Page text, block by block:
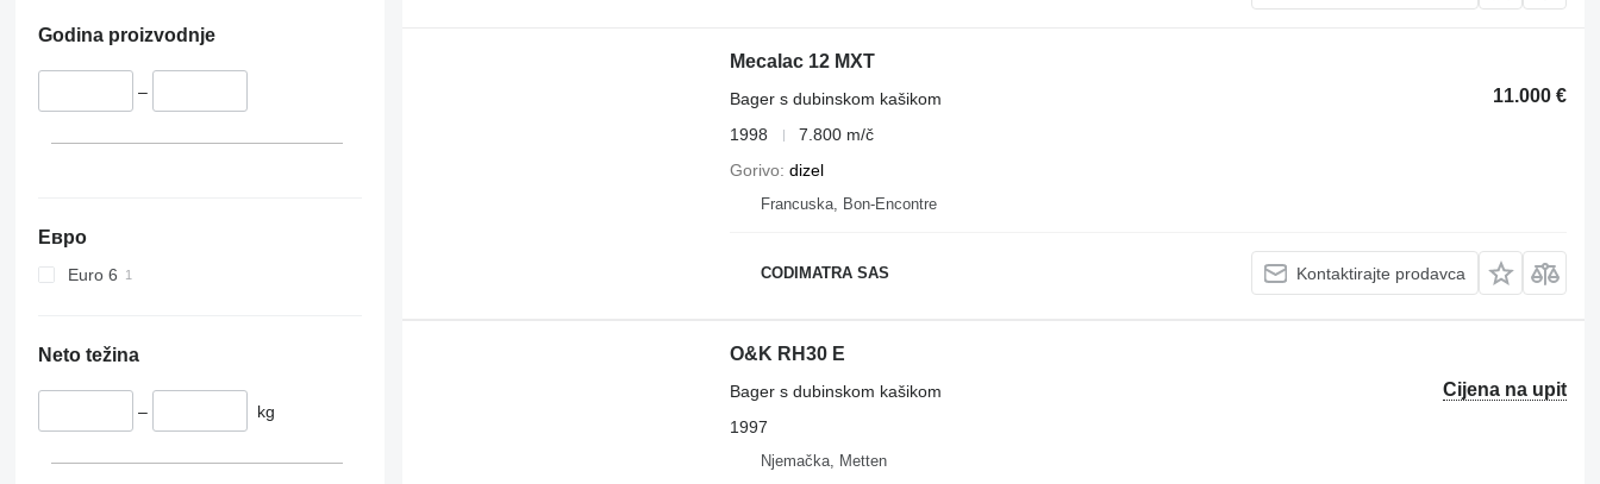
Godina proizvodnje
–
Евро
Euro 6
Neto težina
– kg
Mecalac 12 MXT
11.000 €
Bager s dubinskom kašikom
1998
7.800 m/č
Gorivo dizel
Francuska, Bon-Encontre
CODIMATRA SAS Kontaktirajte prodavca
O&K RH30 E
Cijena na upit
Bager s dubinskom kašikom
1997
Njemačka, Metten